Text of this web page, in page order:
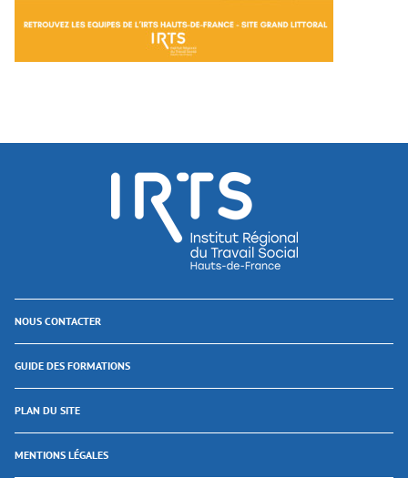
NOUS CONTACTER
GUIDE DES FORMATIONS
PLAN DU SITE
MENTIONS LÉGALES